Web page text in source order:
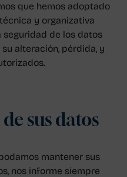
que hemos adoptado
y organizativa
seguridad de los datos
alteración, pérdida, y
sus datos
mantener sus
nos informe siempre